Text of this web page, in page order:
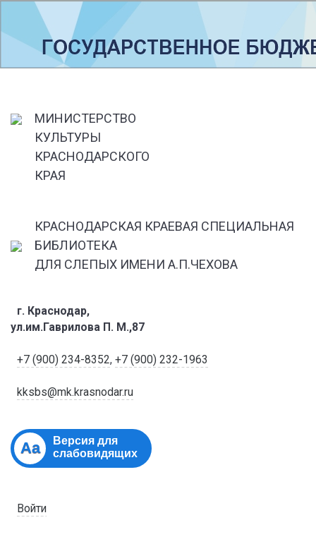
МИНИСТЕРСТВО
КУЛЬТУРЫ
КРАСНОДАРСКОГО
КРАЯ
КРАСНОДАРСКАЯ КРАЕВАЯ СПЕЦИАЛЬНАЯ
БИБЛИОТЕКА
ДЛЯ СЛЕПЫХ ИМЕНИ А.П.ЧЕХОВА
г. Краснодар,
ул.им.Гаврилова П. М.,87
+7 (900) 234-8352, +7 (900) 232-1963
kksbs@mk.krasnodar.ru
Aa
Версия для
слабовидящих
Войти